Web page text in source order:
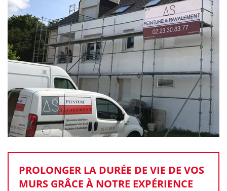
PROLONGER LA DURÉE DE VIE DE VOS
MURS GRÂCE À NOTRE EXPÉRIENCE